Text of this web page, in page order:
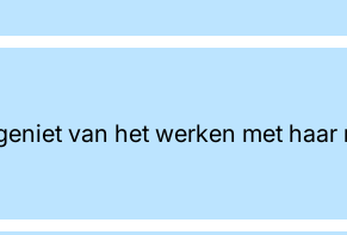
van het werken met haar